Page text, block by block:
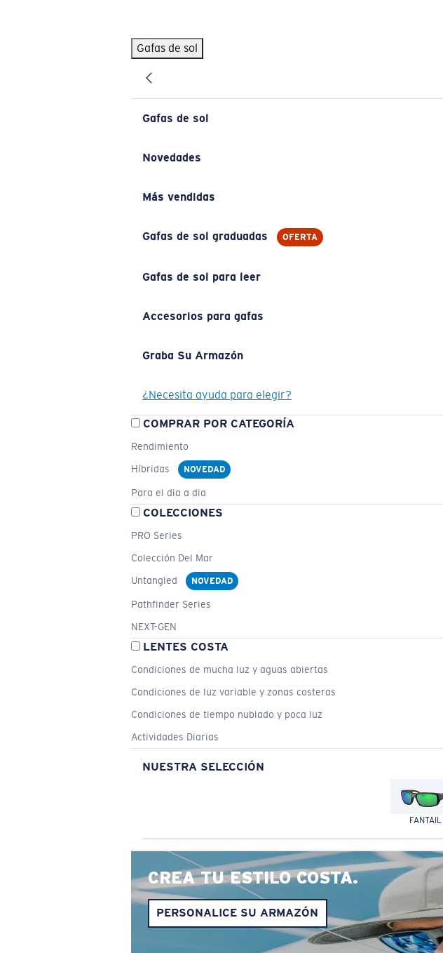
Gafas de sol
Gafas de sol
Novedades
Más vendidas
Gafas de sol graduadas OFERTA
Gafas de sol para leer
Accesorios para gafas
Graba Su Armazón
¿Necesita ayuda para elegir?
COMPRAR POR CATEGORÍA
Rendimiento
Híbridas
NOVEDAD
Para el dia a dia
COLECCIONES
PRO Series
Colección Del Mar
Untangled
NOVEDAD
Pathfinder Series
NEXT-GEN
LENTES COSTA
Condiciones de mucha luz y aguas abiertas
Condiciones de luz variable y zonas costeras
Condiciones de tiempo nublado y poca luz
Actividades Diarias
NUESTRA SELECCIÓN
FANTAIL
CREA TU ESTILO COSTA.
PERSONALICE SU ARMAZÓN
BÚSQUEDAS POPULARES
Pilothouse PRO Limited Edition Pack
Gafas de sol personalizadas
Los más vendidos de gafas de sol